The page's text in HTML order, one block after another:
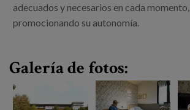
eu
adecuados y necesarios en cada momento,
promocionando su autonomía.
Galería de fotos: